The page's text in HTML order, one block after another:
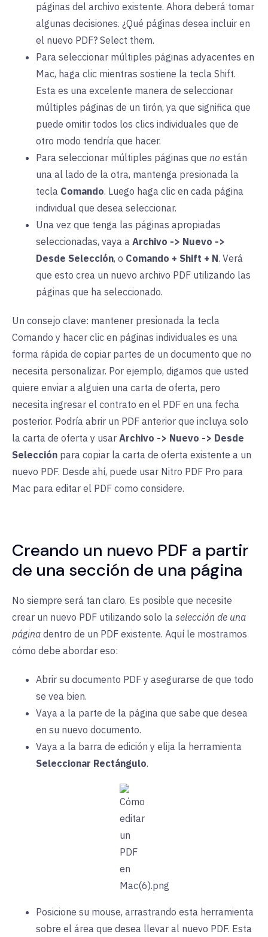
páginas del archivo existente. Ahora deberá tomar
algunas decisiones. ¿Qué páginas desea incluir en
el nuevo PDF? Select them.
Para seleccionar múltiples páginas adyacentes en
Mac, haga clic mientras sostiene la tecla Shift.
Esta es una excelente manera de seleccionar
múltiples páginas de un tirón, ya que significa que
puede omitir todos los clics individuales que de
otro modo tendría que hacer.
Para seleccionar múltiples páginas que no están
una al lado de la otra, mantenga presionada la
tecla Comando. Luego haga clic en cada página
individual que desea seleccionar.
Una vez que tenga las páginas apropiadas
seleccionadas, vaya a Archivo -> Nuevo ->
Desde Selección, o Comando + Shift + N. Verá
que esto crea un nuevo archivo PDF utilizando las
páginas que ha seleccionado.
Un consejo clave: mantener presionada la tecla
Comando y hacer clic en páginas individuales es una
forma rápida de copiar partes de un documento que no
necesita personalizar. Por ejemplo, digamos que usted
quiere enviar a alguien una carta de oferta, pero
necesita ingresar el contrato en el PDF en una fecha
posterior. Podría abrir un PDF anterior que incluya solo
la carta de oferta y usar Archivo -> Nuevo -> Desde
Selección para copiar la carta de oferta existente a un
nuevo PDF. Desde ahí, puede usar Nitro PDF Pro para
Mac para editar el PDF como considere.
Creando un nuevo PDF a partir
de una sección de una página
No siempre será tan claro. Es posible que necesite
crear un nuevo PDF utilizando solo la selección de una
página dentro de un PDF existente. Aquí le mostramos
cómo debe abordar eso:
Abrir su documento PDF y asegurarse de que todo
se vea bien.
Vaya a la parte de la página que sabe que desea
en su nuevo documento.
Vaya a la barra de edición y elija la herramienta
Seleccionar Rectángulo.
Posicione su mouse, arrastrando esta herramienta
sobre el área que desea llevar al nuevo PDF. Esta